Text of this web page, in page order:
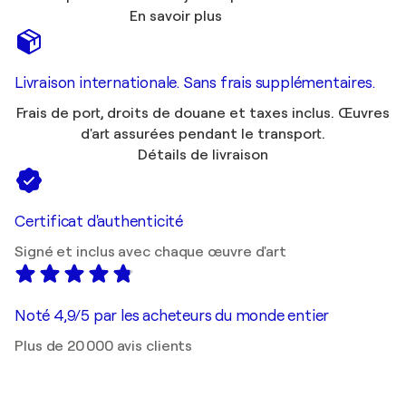
En savoir plus
Livraison internationale. Sans frais supplémentaires.
Frais de port, droits de douane et taxes inclus. Œuvres
d'art assurées pendant le transport.
Détails de livraison
Certificat d'authenticité
Signé et inclus avec chaque œuvre d'art
Noté 4,9/5 par les acheteurs du monde entier
Plus de 20 000 avis clients